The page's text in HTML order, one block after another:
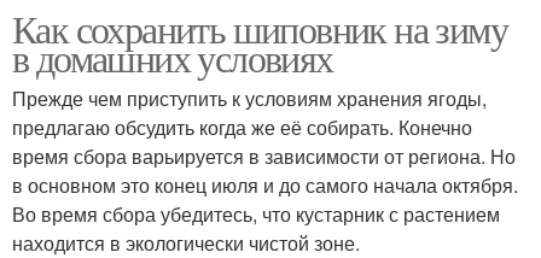
Как сохранить шиповник на зиму
в домашних условиях
Прежде чем приступить к условиям хранения ягоды,
предлагаю обсудить когда же её собирать. Конечно
время сбора варьируется в зависимости от региона. Но
в основном это конец июля и до самого начала октября.
Во время сбора убедитесь, что кустарник с растением
находится в экологически чистой зоне.